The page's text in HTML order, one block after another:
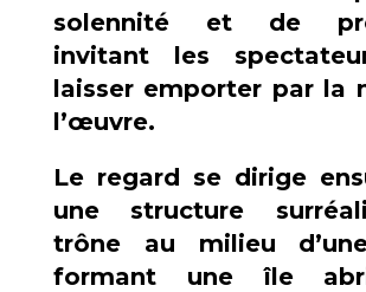
solennité et de
invitant les
laisser emporter par la
l’œuvre.
Le regard se dirige
une structure
trône au milieu
formant une île